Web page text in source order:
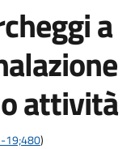
a
attività
19;480)